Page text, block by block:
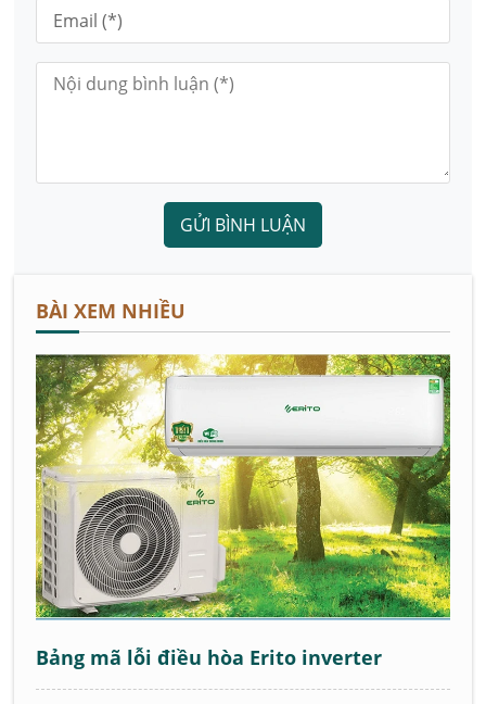
GỬI BÌNH LUẬN
BÀI XEM NHIỀU
Bảng mã lỗi điều hòa Erito inverter